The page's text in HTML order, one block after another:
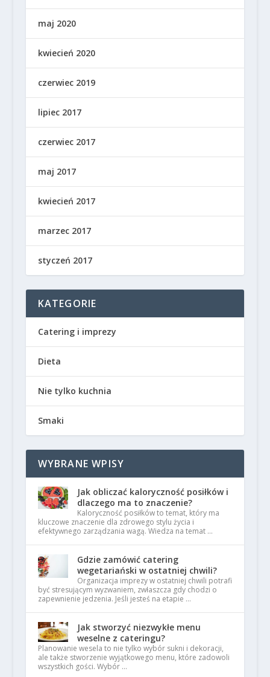
maj 2020
kwiecień 2020
czerwiec 2019
lipiec 2017
czerwiec 2017
maj 2017
kwiecień 2017
marzec 2017
styczeń 2017
KATEGORIE
Catering i imprezy
Dieta
Nie tylko kuchnia
Smaki
WYBRANE WPISY
Jak obliczać kaloryczność posiłków i
dlaczego ma to znaczenie?
Kaloryczność posiłków to temat, który ma
kluczowe znaczenie dla zdrowego stylu życia i
efektywnego zarządzania wagą. Wiedza na temat …
Gdzie zamówić catering
wegetariański w ostatniej chwili?
Organizacja imprezy w ostatniej chwili potrafi
być stresującym wyzwaniem, zwłaszcza gdy chodzi o
zapewnienie jedzenia. Jeśli jesteś na etapie …
Jak stworzyć niezwykłe menu
weselne z cateringu?
Planowanie wesela to nie tylko wybór sukni i dekoracji,
ale także stworzenie wyjątkowego menu, które zadowoli
wszystkich gości. Wybór …